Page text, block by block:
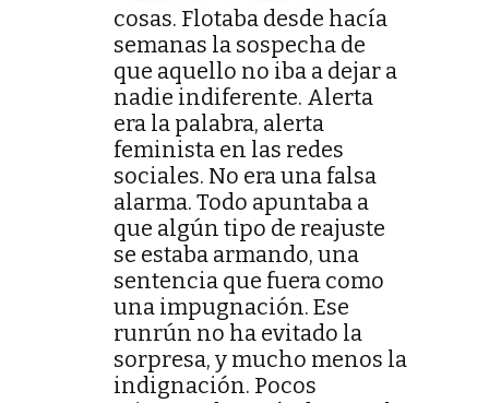
cosas. Flotaba desde hacía
semanas la sospecha de
que aquello no iba a dejar a
nadie indiferente. Alerta
era la palabra, alerta
feminista en las redes
sociales. No era una falsa
alarma. Todo apuntaba a
que algún tipo de reajuste
se estaba armando, una
sentencia que fuera como
una impugnación. Ese
runrún no ha evitado la
sorpresa, y mucho menos la
indignación. Pocos